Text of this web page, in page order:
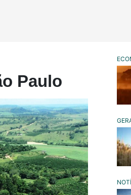
Paulo